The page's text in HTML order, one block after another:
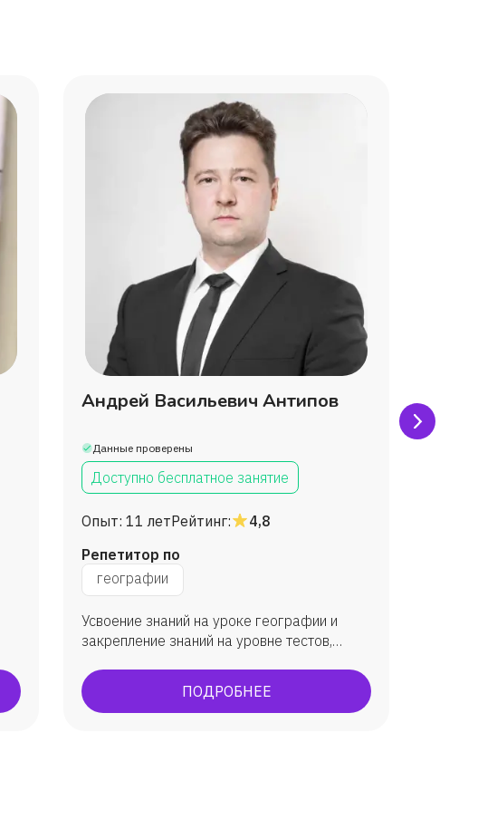
Андрей Васильевич Антипов
Данные проверены
Доступно бесплатное занятие
Опыт: 11 летРейтинг:
4,8
Репетитор по
географии
Усвоение знаний на уроке географии и
закрепление знаний на уровне тестов,
ПОДРОБНЕЕ